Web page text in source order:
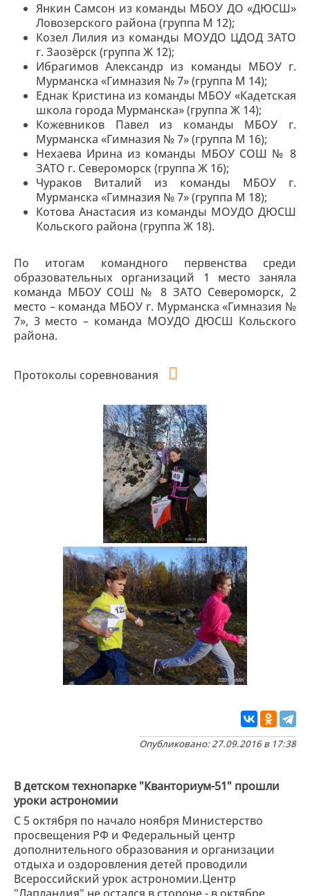
Янкин Самсон из команды МБОУ ДО «ДЮСШ»
Ловозерского района (группа М 12);
Козел Лилия из команды МОУДО ЦДОД ЗАТО
г. Заозёрск (группа Ж 12);
Ибрагимов Александр из команды МБОУ г.
Мурманска «Гимназия № 7» (группа М 14);
Еднак Кристина из команды МБОУ «Кадетская
школа города Мурманска» (группа Ж 14);
Кожевников Павел из команды МБОУ г.
Мурманска «Гимназия № 7» (группа М 16);
Нехаева Ирина из команды МБОУ СОШ № 8
ЗАТО г. Североморск (группа Ж 16);
Чураков Виталий из команды МБОУ г.
Мурманска «Гимназия № 7» (группа М 18);
Котова Анастасия из команды МОУДО ДЮСШ
Кольского района (группа Ж 18).
По итогам командного первенства среди
образовательных организаций 1 место заняла
команда МБОУ СОШ № 8 ЗАТО Североморск, 2
место – команда МБОУ г. Мурманска «Гимназия №
7», 3 место – команда МОУДО ДЮСШ Кольского
района.
Протоколы соревнования
Опубликовано: 27.09.2016 в 17:38
В детском технопарке "Кванториум-51" прошли
уроки астрономии
С 5 октября по начало ноября Министерство
просвещения РФ и Федеральный центр
дополнительного образования и организации
отдыха и оздоровления детей проводили
Всероссийский урок астрономии.Центр